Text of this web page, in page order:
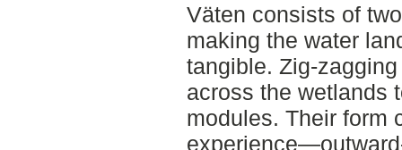
Väten consists of
making the water
tangible. Zig-
across the wetlands
modules. Their form